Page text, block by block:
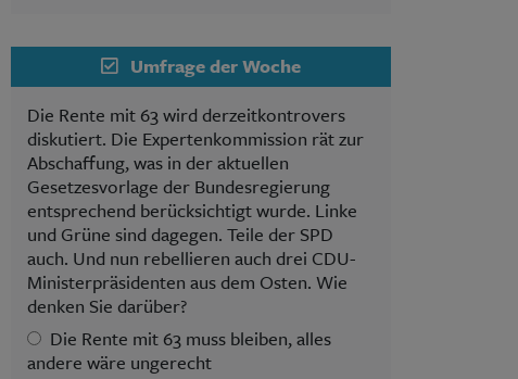
Umfrage der Woche
Die Rente mit 63 wird derzeitkontrovers
diskutiert. Die Expertenkommission rät zur
Abschaffung, was in der aktuellen
Gesetzesvorlage der Bundesregierung
entsprechend berücksichtigt wurde. Linke
und Grüne sind dagegen. Teile der SPD
auch. Und nun rebellieren auch drei CDU-
Ministerpräsidenten aus dem Osten. Wie
denken Sie darüber?
Die Rente mit 63 muss bleiben, alles
andere wäre ungerecht